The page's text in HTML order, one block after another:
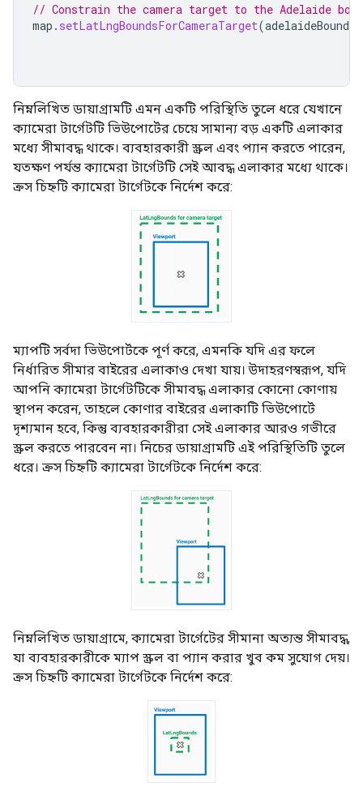
// Constrain the camera target to the Adelaide
map . setLatLngBoundsForCameraTarget(adelaideBounds
নিম্নলিখিত ডায়াগ্রামটি এমন একটি পরিস্থিতি তুলে ধরে যেখানে
ক্যামেরা টার্গেটটি ভিউপোর্টের চেয়ে সামান্য বড় একটি এলাকার
মধ্যে সীমাবদ্ধ থাকে। ব্যবহারকারী স্ক্রল এবং প্যান করতে পারেন,
যতক্ষণ পর্যন্ত ক্যামেরা টার্গেটটি সেই আবদ্ধ এলাকার মধ্যে থাকে।
ক্রস চিহ্নটি ক্যামেরা টার্গেটকে নির্দেশ করে:
ম্যাপটি সর্বদা ভিউপোর্টকে পূর্ণ করে, এমনকি যদি এর ফলে
নির্ধারিত সীমার বাইরের এলাকাও দেখা যায়। উদাহরণস্বরূপ, যদি
আপনি ক্যামেরা টার্গেটটিকে সীমাবদ্ধ এলাকার কোনো কোণায়
স্থাপন করেন, তাহলে কোণার বাইরের এলাকাটি ভিউপোর্টে
দৃশ্যমান হবে, কিন্তু ব্যবহারকারীরা সেই এলাকার আরও গভীরে
স্ক্রল করতে পারবেন না। নিচের ডায়াগ্রামটি এই পরিস্থিতিটি তুলে
ধরে। ক্রস চিহ্নটি ক্যামেরা টার্গেটকে নির্দেশ করে:
নিম্নলিখিত ডায়াগ্রামে, ক্যামেরা টার্গেটের সীমানা অত্যন্ত সীমাবদ্ধ,
যা ব্যবহারকারীকে ম্যাপ স্ক্রল বা প্যান করার খুব কম সুযোগ দেয়।
ক্রস চিহ্নটি ক্যামেরা টার্গেটকে নির্দেশ করে: